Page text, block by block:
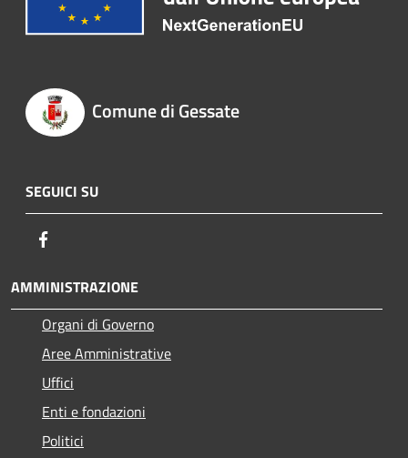
Comune di Gessate
SEGUICI SU
AMMINISTRAZIONE
Organi di Governo
Aree Amministrative
Uffici
Enti e fondazioni
Politici